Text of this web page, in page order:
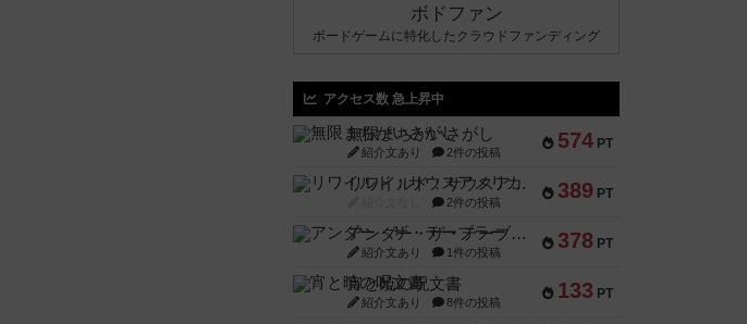
ボドファン
ボードゲームに特化したクラウドファンディング
アクセス数 急上昇中
574 PT
無限まちがいさがし
紹介文あり 2件の投稿
389 PT
リワイルド：サウスアメリカ
2件の投稿
378 PT
アンダー・ザ・テーブラー
紹介文あり 1件の投稿
133 PT
宵と暁の呪文書
紹介文あり 8件の投稿